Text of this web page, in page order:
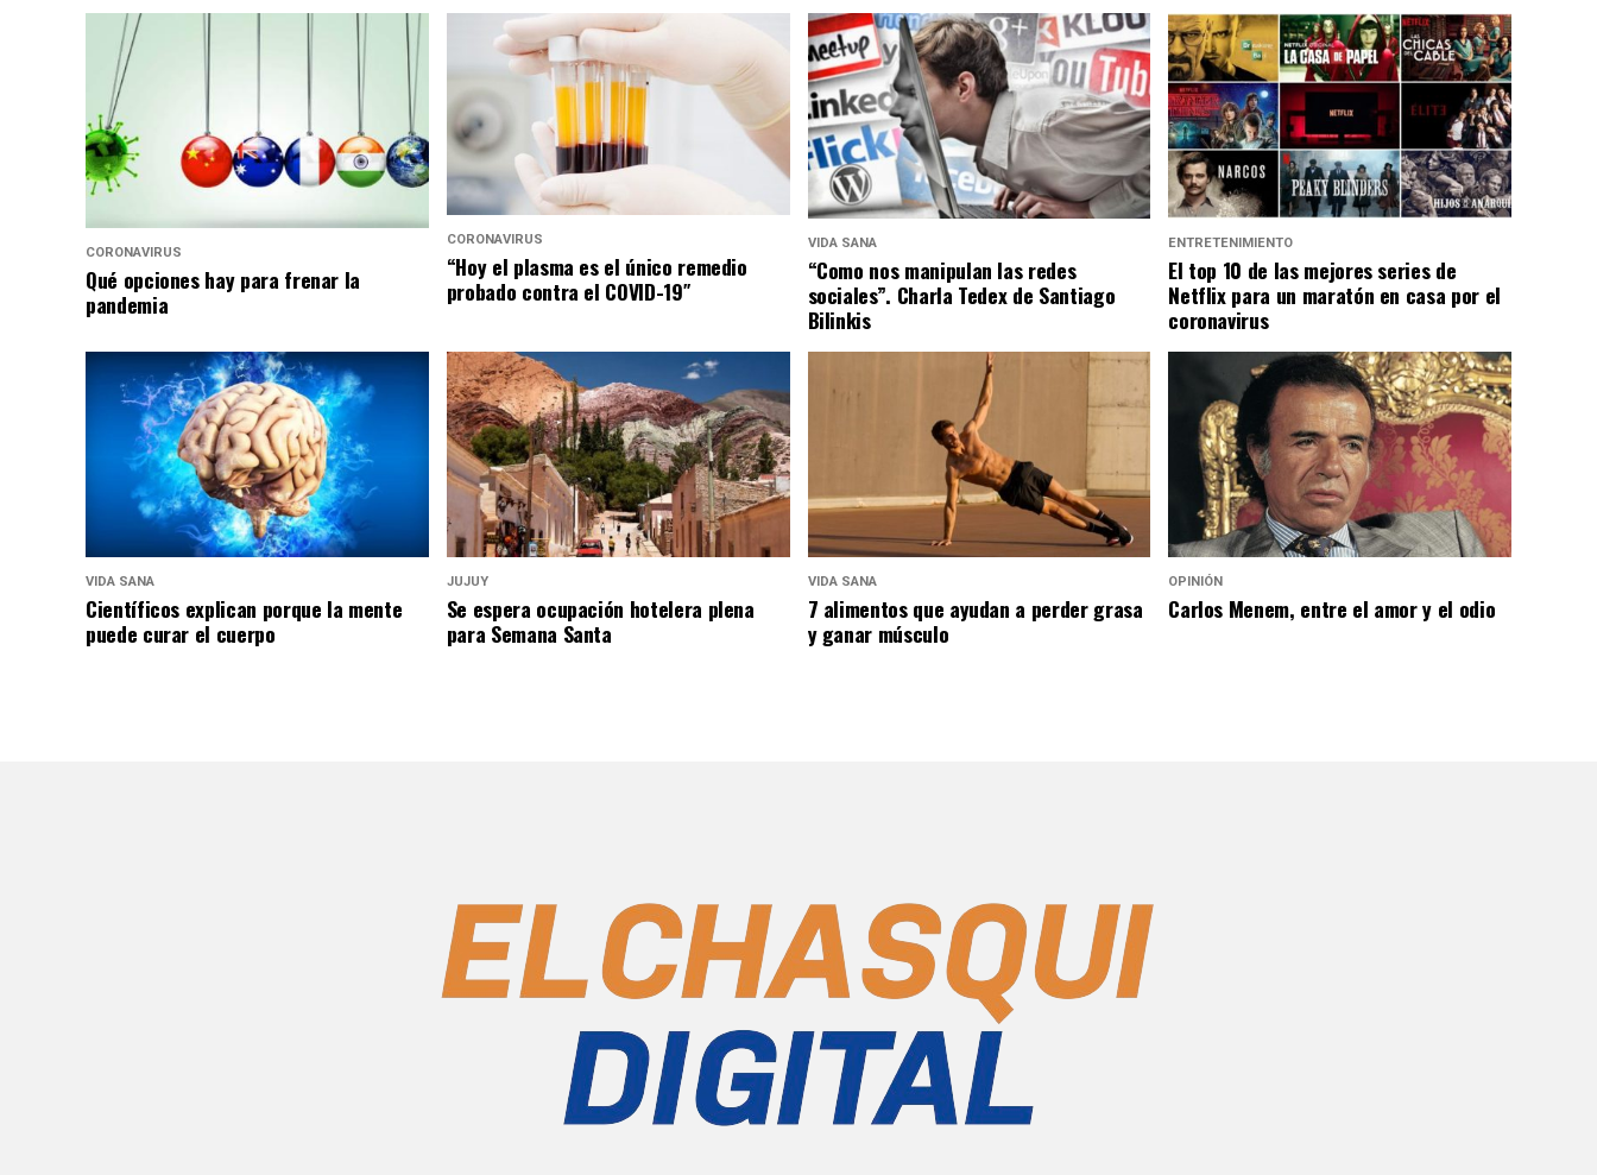
CORONAVIRUS
Qué opciones hay para frenar la
pandemia
CORONAVIRUS
“Hoy el plasma es el único remedio
probado contra el COVID-19″
VIDA SANA
“Como nos manipulan las redes
sociales”. Charla Tedex de Santiago
Bilinkis
ENTRETENIMIENTO
El top 10 de las mejores series de
Netflix para un maratón en casa por el
coronavirus
VIDA SANA
Científicos explican porque la mente
puede curar el cuerpo
JUJUY
Se espera ocupación hotelera plena
para Semana Santa
VIDA SANA
7 alimentos que ayudan a perder grasa
y ganar músculo
OPINIÓN
Carlos Menem, entre el amor y el odio